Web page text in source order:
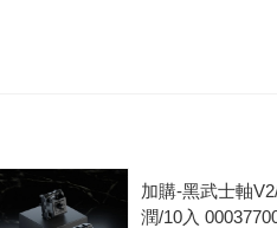
加購-黑武士軸
潤/10入